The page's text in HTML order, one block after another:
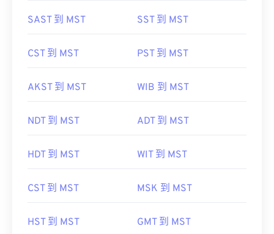
SAST 到 MST SST 到 MST
CST 到 MST PST 到 MST
AKST 到 MST WIB 到 MST
NDT 到 MST ADT 到 MST
HDT 到 MST WIT 到 MST
CST 到 MST MSK 到 MST
HST 到 MST GMT 到 MST